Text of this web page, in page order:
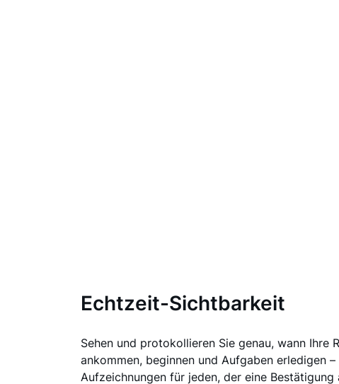
Echtzeit-Sichtbarkeit
Sehen und protokollieren Sie genau, wann Ihre
ankommen, beginnen und Aufgaben erledigen
Aufzeichnungen für jeden, der eine